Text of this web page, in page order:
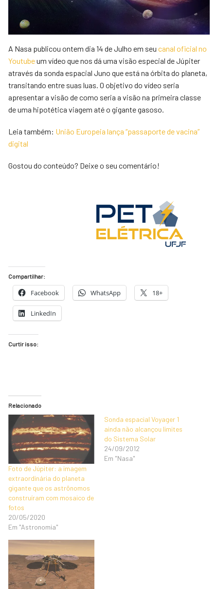
A Nasa publicou ontem dia 14 de Julho em seucanal oficial no
Youtubeum vídeo que nos dá uma visão especial de Júpiter
através da sonda espacial Juno que está na órbita do planeta,
transitando entre suas luas. O objetivo do vídeo seria
apresentar a visão de como seria a visão na primeira classe
de uma hipotética viagem até o gigante gasoso.
Leia também: União Europeia lança “passaporte de vacina”
digital
Gostou do conteúdo? Deixe o seu comentário!
Compartilhar:
Facebook WhatsApp 18+
LinkedIn
Curtir isso:
Relacionado
Foto de Júpiter: a imagem
extraordinária do planeta
gigante que os astrônomos
construíram com mosaico de
fotos
20/05/2020
Em "Astronomia"
Sonda espacial Voyager 1
ainda não alcançou limites
do Sistema Solar
24/09/2012
Em "Nasa"